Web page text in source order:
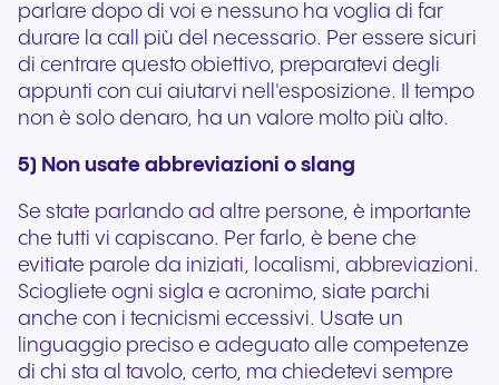
parlare dopo di voi e nessuno ha voglia di far
durare la call più del necessario. Per essere sicuri
di centrare questo obiettivo, preparatevi degli
appunti con cui aiutarvi nell'esposizione. Il tempo
non è solo denaro, ha un valore molto più alto.
5) Non usate abbreviazioni o slang
Se state parlando ad altre persone, è importante
che tutti vi capiscano. Per farlo, è bene che
evitiate parole da iniziati, localismi, abbreviazioni.
Sciogliete ogni sigla e acronimo, siate parchi
anche con i tecnicismi eccessivi. Usate un
linguaggio preciso e adeguato alle competenze
di chi sta al tavolo, certo, ma chiedetevi sempre